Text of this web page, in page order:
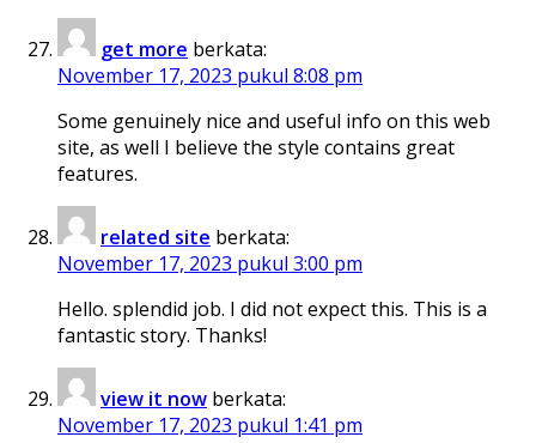
get more berkata:
November 17, 2023 pukul 8:08 pm
Some genuinely nice and useful info on this web
site, as well I believe the style contains great
features.
related site berkata:
November 17, 2023 pukul 3:00 pm
Hello. splendid job. I did not expect this. This is a
fantastic story. Thanks!
view it now berkata:
November 17, 2023 pukul 1:41 pm